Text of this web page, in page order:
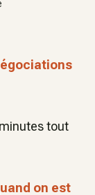
tout
on est